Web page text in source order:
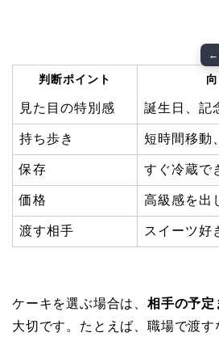
判断ポイント
見た目の特別感 誕生日、記
持ち歩き 短時間移動
保存 すぐ冷蔵で
価格 高級感を出
渡す相手 スイーツ好
ケーキを選ぶ場合は、 相手の予定
大切です。たとえば、職場で渡す